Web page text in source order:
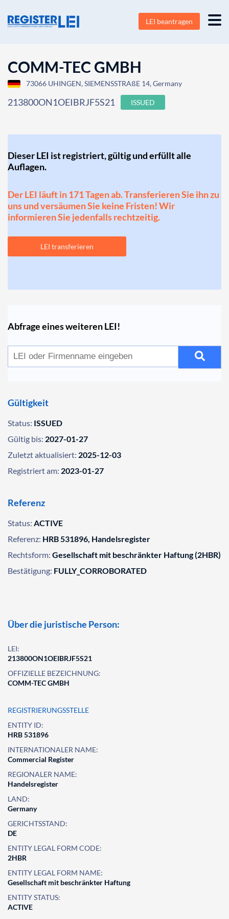
LEI beantragen
COMM-TEC GMBH
73066 UHINGEN, SIEMENSSTRAßE 14, Germany
213800ON1OEIBRJF5S21 ISSUED
Dieser LEI ist registriert, gültig und erfüllt alle
Auflagen.
Der LEI läuft in 171 Tagen ab. Transferieren Sie ihn zu
uns und versäumen Sie keine Fristen! Wir
informieren Sie jedenfalls rechtzeitig.
LEI transferieren
Abfrage eines weiteren LEI!
Gültigkeit
Status: ISSUED
Gültig bis: 2027-01-27
Zuletzt aktualisiert: 2025-12-03
Registriert am: 2023-01-27
Referenz
Status: ACTIVE
Referenz: HRB 531896, Handelsregister
Rechtsform: Gesellschaft mit beschränkter Haftung (2HBR)
Bestätigung: FULLY_CORROBORATED
Über die juristische Person:
LEI:
213800ON1OEIBRJF5S21
OFFIZIELLE BEZEICHNUNG:
COMM-TEC GMBH
REGISTRIERUNGSSTELLE
ENTITY ID:
HRB 531896
INTERNATIONALER NAME:
Commercial Register
REGIONALER NAME:
Handelsregister
LAND:
Germany
GERICHTSSTAND:
DE
ENTITY LEGAL FORM CODE:
2HBR
ENTITY LEGAL FORM NAME:
Gesellschaft mit beschränkter Haftung
ENTITY STATUS:
ACTIVE